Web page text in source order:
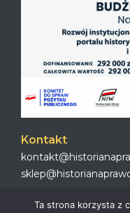
Kontakt
Ta strona korzysta z